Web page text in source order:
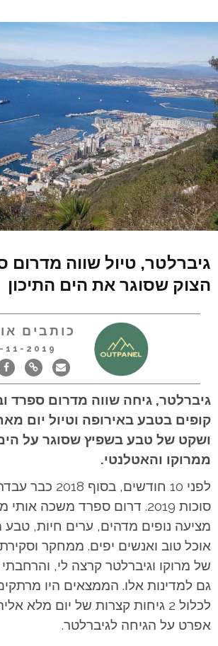
גיברלטר, טיול שווה מדרום
הצוק שסוגר את הים התיכון
כותבים
11-2019
גיברלטר, גיחה שווה מדרום ספרד
קופים בטבע באירופה וטיול יום
ושקט של טבע בשפיץ שסוגר על
ממרוקו והאטלנטי.
לפני 10 חודשים,
סוכות 2019. דרום ספרד משכה
מציעה נופים מדהים, ערים חיות, טבע
אוכל טוב ואנשים יפים. ממחקר
של מרוקו וגיברלטר קרצה לי,
גם למדינות אלו. הממצאים היו
לכלול 2 גיחות קצרות של יום מלא
אפרט על הגיחה לגיברלטר.